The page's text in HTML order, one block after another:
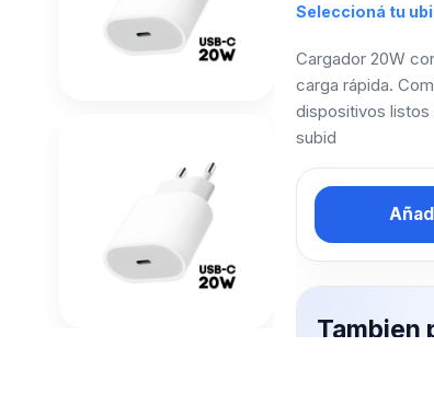
Seleccioná tu
Cargador 20W
carga rápida.
dispositivos
subid
Tambien